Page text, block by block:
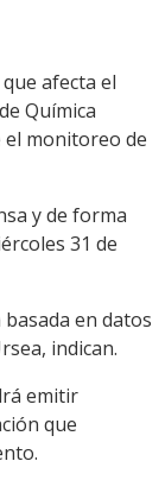
afecta el
Química
monitoreo de
y de forma
31 de
en datos
indican.
emitir
que